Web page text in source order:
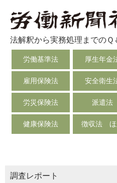
法解釈から実務処理までの
労働基準法 厚生年金
雇用保険法 安全衛生
労災保険法 派遣法
健康保険法 徴収法 ほ
調査レポート